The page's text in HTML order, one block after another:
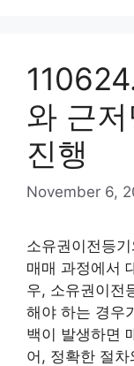
와 근
진행
November 6,
소유권이전등
매매 과정에서
우, 소유권이전
해야 하는 경우
백이 발생하면
어, 정확한 절